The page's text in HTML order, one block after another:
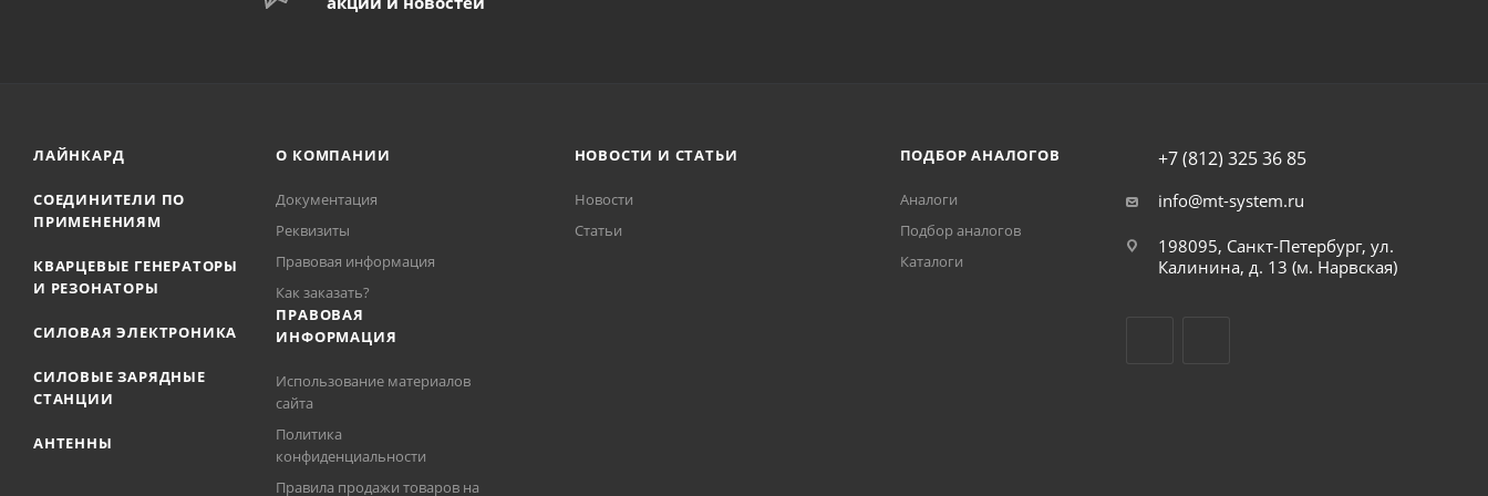
ЛАЙНКАРД
СОЕДИНИТЕЛИ ПО
ПРИМЕНЕНИЯМ
КВАРЦЕВЫЕ ГЕНЕРАТОРЫ
И РЕЗОНАТОРЫ
СИЛОВАЯ ЭЛЕКТРОНИКА
СИЛОВЫЕ ЗАРЯДНЫЕ
СТАНЦИИ
АНТЕННЫ
О КОМПАНИИ
Документация
Реквизиты
Правовая информация
Как заказать?
ПРАВОВАЯ
ИНФОРМАЦИЯ
Использование материалов
сайта
Политика
конфиденциальности
Правила продажи товаров на
НОВОСТИ И СТАТЬИ
Новости
Статьи
ПОДБОР АНАЛОГОВ
Аналоги
Подбор аналогов
Каталоги
+7 (812) 325 36 85
info@mt-system.ru
198095, Санкт-Петербург, ул.
Калинина, д. 13 (м. Нарвская)